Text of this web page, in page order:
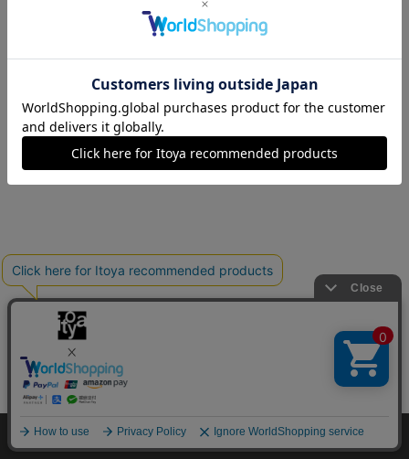
1
Copyright©伊東屋 All Rights Reserved.